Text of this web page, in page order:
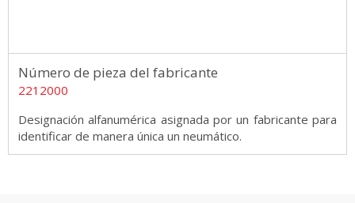
Número de pieza del fabricante
2212000
Designación alfanumérica asignada por un fabricante para
identificar de manera única un neumático.